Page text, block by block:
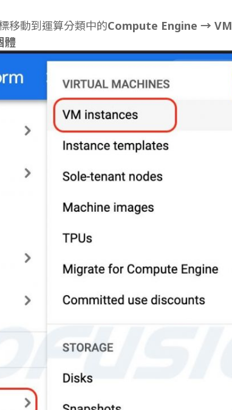
移動到運算分類中的Compute Engine → VM
體